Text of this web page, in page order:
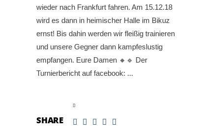
wieder nach Frankfurt fahren. Am 15.12.18
wird es dann in heimischer Halle im Bikuz
ernst! Bis dahin werden wir fleißig trainieren
und unsere Gegner dann kampfeslustig
empfangen. Eure Damen 🔸🔹 Der
Turnierbericht auf facebook:
SHARE